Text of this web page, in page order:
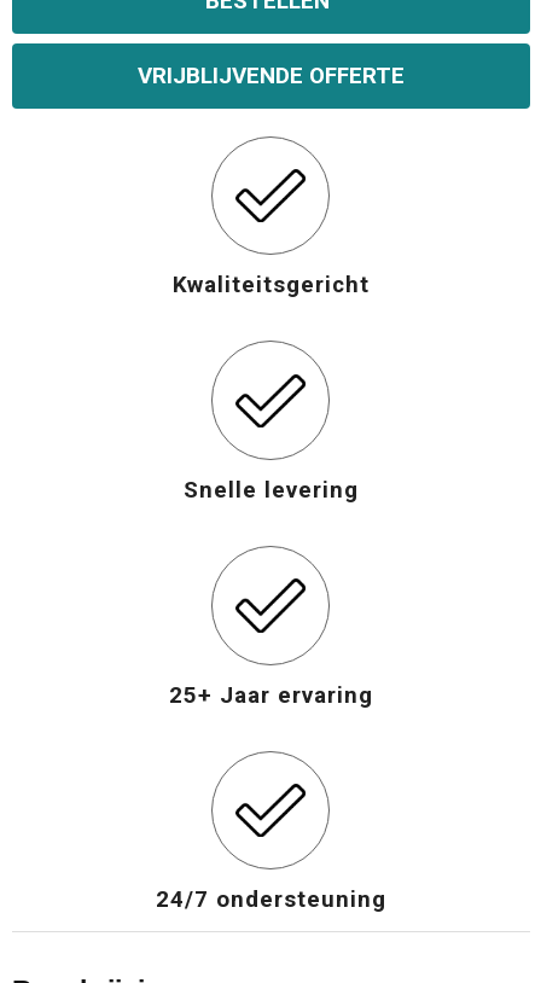
VRIJBLIJVENDE OFFERTE
Kwaliteitsgericht
Snelle levering
25+ Jaar ervaring
24/7 ondersteuning